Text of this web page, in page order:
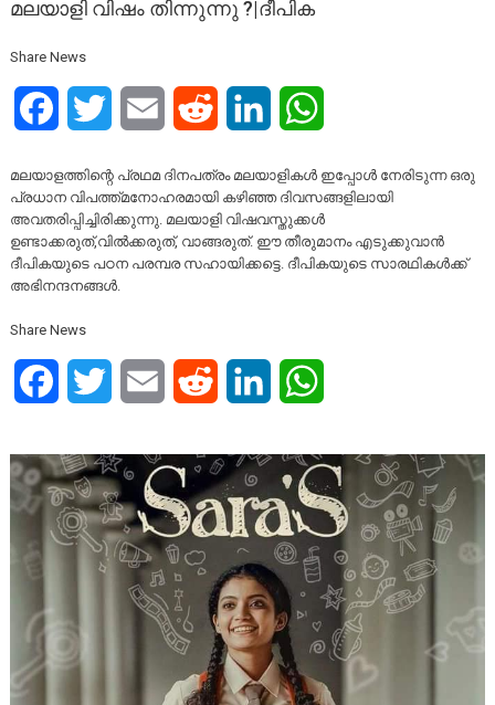
മലയാളി വിഷം തിന്നുന്നു ?|ദീപിക
Share News
FacebookTwitter Email Reddit LinkedIn
മലയാളത്തിന്റെ പ്രഥമ ദിനപത്രം മലയാളികൾ ഇപ്പോൾ നേരിടുന്ന ഒരു
പ്രധാന വിപത്ത്മനോഹരമായി കഴിഞ്ഞ ദിവസങ്ങളിലായി
അവതരിപ്പിച്ചിരിക്കുന്നു. മലയാളി വിഷവസ്തുക്കൾ
ഉണ്ടാക്കരുത്,വിൽക്കരുത്, വാങ്ങരുത്. ഈ തീരുമാനം എടുക്കുവാൻ
ദീപികയുടെ പഠന പരമ്പര സഹായിക്കട്ടെ. ദീപികയുടെ സാരഥികൾക്ക്
അഭിനന്ദനങ്ങൾ.
Share News
FacebookTwitter Email Reddit LinkedIn